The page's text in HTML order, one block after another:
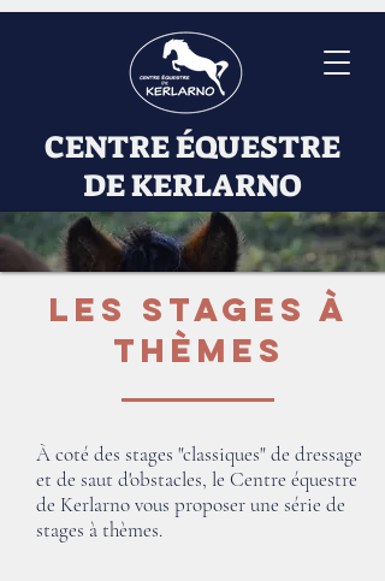
CENTRE ÉQUESTRE
DE KERLARNO
LES stages à
thèmes
À coté des stages "classiques" de dressage
et de saut d'obstacles, le Centre équestre
de Kerlarno vous proposer une série de
stages à thèmes.